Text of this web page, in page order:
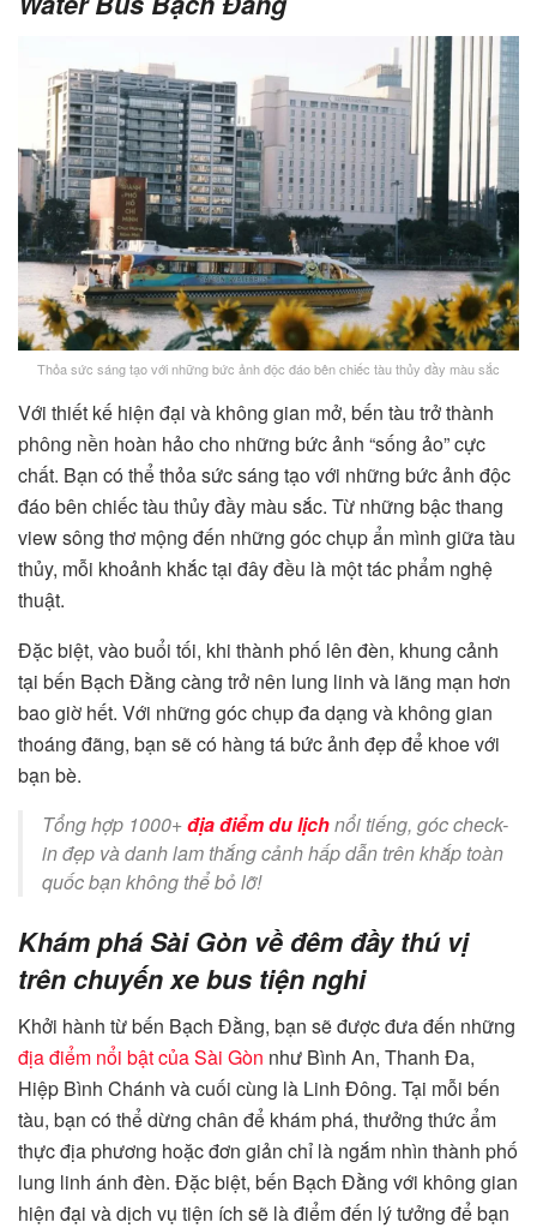
Thỏa sức sáng tạo với những bức ảnh độc đáo bên chiếc tàu thủy đầy màu sắc
Với thiết kế hiện đại và không gian mở, bến tàu trở thành
phông nền hoàn hảo cho những bức ảnh “sống ảo” cực
chất. Bạn có thể thỏa sức sáng tạo với những bức ảnh độc
đáo bên chiếc tàu thủy đầy màu sắc. Từ những bậc thang
view sông thơ mộng đến những góc chụp ẩn mình giữa tàu
thủy, mỗi khoảnh khắc tại đây đều là một tác phẩm nghệ
thuật.
Đặc biệt, vào buổi tối, khi thành phố lên đèn, khung cảnh
tại bến Bạch Đằng càng trở nên lung linh và lãng mạn hơn
bao giờ hết. Với những góc chụp đa dạng và không gian
thoáng đãng, bạn sẽ có hàng tá bức ảnh đẹp để khoe với
bạn bè.
Tổng hợp 1000+địa điểm du lịchnổi tiếng, góc check-
in đẹp và danh lam thắng cảnh hấp dẫn trên khắp toàn
quốc bạn không thể bỏ lỡ!
Khám phá Sài Gòn về đêm đầy thú vị
trên chuyến xe bus tiện nghi
Khởi hành từ bến Bạch Đằng, bạn sẽ được đưa đến những
địa điểm nổi bật của Sài Gòn như Bình An, Thanh Đa,
Hiệp Bình Chánh và cuối cùng là Linh Đông. Tại mỗi bến
tàu, bạn có thể dừng chân để khám phá, thưởng thức ẩm
thực địa phương hoặc đơn giản chỉ là ngắm nhìn thành phố
lung linh ánh đèn. Đặc biệt, bến Bạch Đằng với không gian
hiện đại và dịch vụ tiện ích sẽ là điểm đến lý tưởng để bạn